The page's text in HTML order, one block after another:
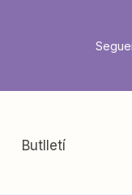
Butlletí